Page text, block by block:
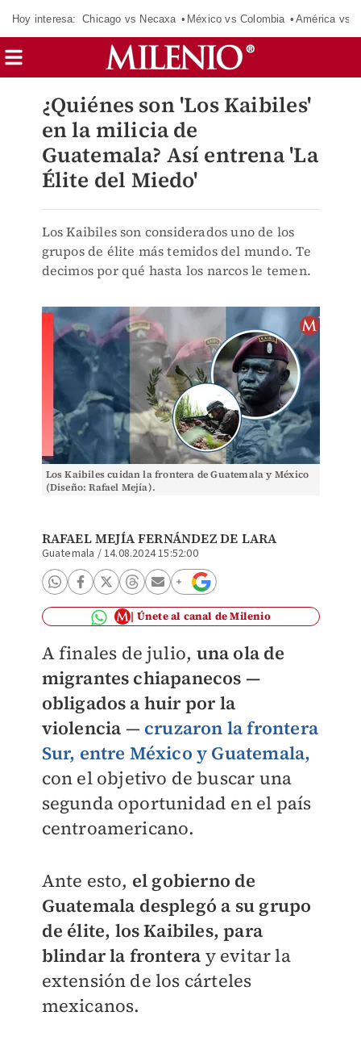
Hoy interesa: Chicago vs Necaxa México vs Colombia América vs
¿Quiénes son 'Los Kaibiles'
en la milicia de
Guatemala? Así entrena 'La
Élite del Miedo'
Los Kaibiles son considerados uno de los
grupos de élite más temidos del mundo. Te
decimos por qué hasta los narcos le temen.
Los Kaibiles cuidan la frontera de Guatemala y México
(Diseño: Rafael Mejía).
RAFAEL MEJÍA FERNÁNDEZ DE LARA
Guatemala /14.08.2024 15:52:00
Únete al canal de Milenio
A finales de julio, una ola de
migrantes chiapanecos —
obligados a huir por la
violencia — cruzaron la frontera
Sur, entre México y Guatemala,
con el objetivo de buscar una
segunda oportunidad en el país
centroamericano.
Ante esto, el gobierno de
Guatemala desplegó a su grupo
de élite, los Kaibiles, para
blindar la frontera y evitar la
extensión de los cárteles
mexicanos.